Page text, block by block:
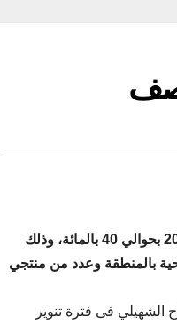
تشير تقديرات صابة الرمان بتستور من ولاية باجة إلى تراجع مؤشرات الصابة خلال الموسم الحالي 2023 بحوالي 40 بالمائة، وذلك
الفلاحية بالمنطقة وعدد من منتجي
الشهيلي فى فترة تنوير